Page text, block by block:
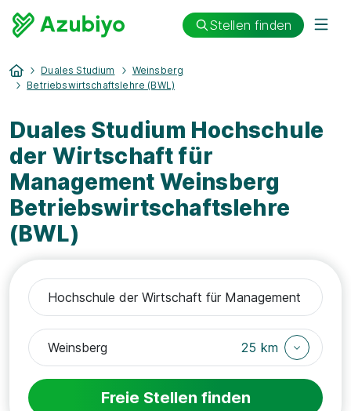
Stellen finden
Duales Studium
Weinsberg
Betriebswirtschaftslehre (BWL)
Duales Studium Hochschule
der Wirtschaft für
Management Weinsberg
Betriebswirtschaftslehre
(BWL)
25 km
Freie Stellen finden